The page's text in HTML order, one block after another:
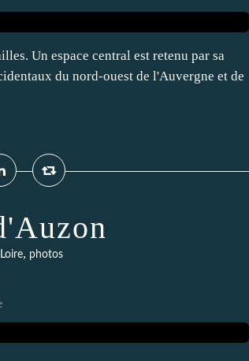
Un espace central est retenu par sa
du nord-ouest de l'Auvergne et de
, photos